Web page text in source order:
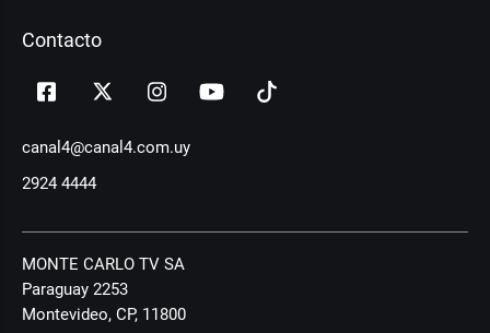
Contacto
canal4@canal4.com.uy
2924 4444
MONTE CARLO TV SA
Paraguay 2253
Montevideo, CP, 11800